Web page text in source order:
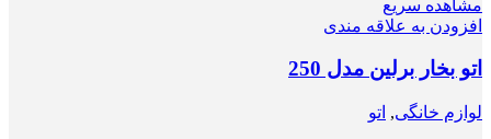
مشاهده سریع
افزودن به علاقه مندی
اتو بخار برلین مدل 250
لوازم خانگی, اتو